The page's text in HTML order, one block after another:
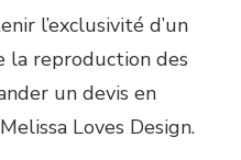
l’exclusivité d’un
la reproduction des
un devis en
Loves Design.